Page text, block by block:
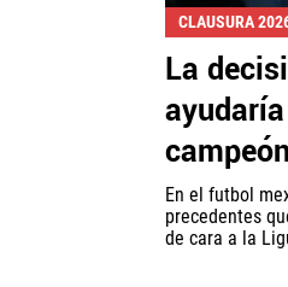
CLAUSURA
La
En el futbol
precedentes
de cara a la